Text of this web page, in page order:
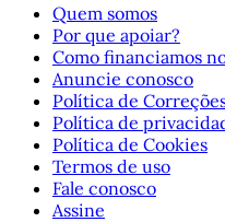
Quem somos
Por que apoiar?
Como financiamos
Anuncie conosco
Política de
Política de
Política de Cookies
Termos de uso
Fale conosco
Assine